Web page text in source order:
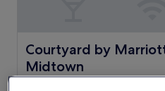
Courtyard by
Midtown
Courtyard by Marriott